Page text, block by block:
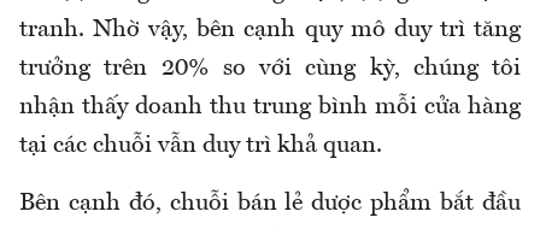
tranh. Nhờ vậy, bên cạnh quy mô duy trì tăng
trưởng trên 20% so với cùng kỳ, chúng tôi
nhận thấy doanh thu trung bình mỗi cửa hàng
tại các chuỗi vẫn duy trì khả quan.
Bên cạnh đó, chuỗi bán lẻ dược phẩm bắt đầu